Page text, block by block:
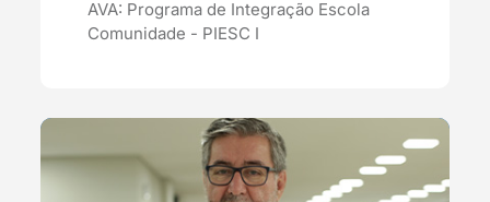
AVA: Programa de Integração Escola
Comunidade - PIESC I